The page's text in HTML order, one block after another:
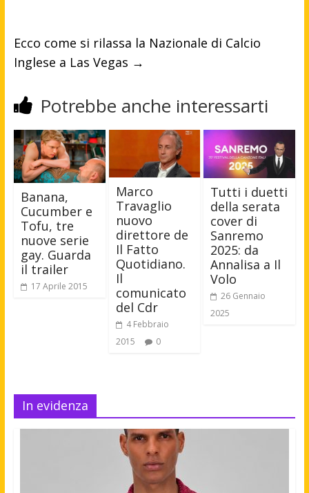
Ecco come si rilassa la Nazionale di Calcio
Inglese a Las Vegas →
Potrebbe anche interessarti
Banana,
Cucumber e
Tofu, tre
nuove serie
gay. Guarda
il trailer
17 Aprile 2015
Marco
Travaglio
nuovo
direttore de
Il Fatto
Quotidiano.
Il
comunicato
del Cdr
4 Febbraio
2015
0
Tutti i duetti
della serata
cover di
Sanremo
2025: da
Annalisa a Il
Volo
26 Gennaio
2025
In evidenza